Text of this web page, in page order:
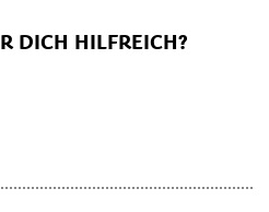
DICH HILFREICH?